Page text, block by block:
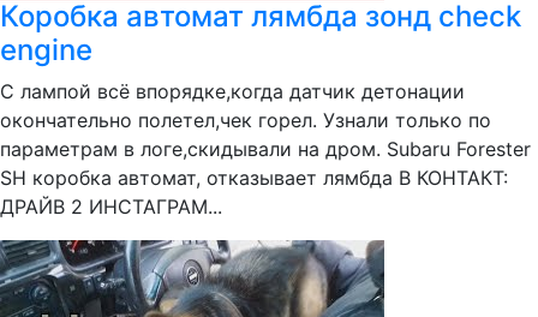
Коробка автомат лямбда зонд check
engine
С лампой всё впорядке,когда датчик детонации
окончательно полетел,чек горел. Узнали только по
параметрам в логе,скидывали на дром. Subaru Forester
SH коробка автомат, отказывает лямбда В КОНТАКТ:
ДРАЙВ 2 ИНСТАГРАМ...